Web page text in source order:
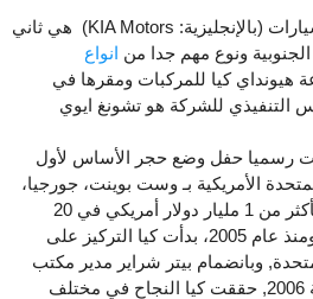
شركة كيا موتورز لصناعة السيارات (بالإنجليزية: KIA Motors) هي ثاني
ونوع مهم جدا من انواع
هيونداي كيا للمركبات ومقرها في
التنفيذي للشركة هو تشونغ ايوي
رسميا حفل وضع حجر الأساس لأول
الأمريكية بـ وست بوينت، جورجيا،
بناء على تكلفة أولية مقدرة بأكثر من 1 مليار دولار أمريكي في 20
تشرين الأول / أكتوبر، 2006. ومنذ عام 2005، بدأت كيا التركيز على
وبانضمام بيتر شراير مدير مكتب
التصميم في الشركة في سنة 2006, حققت كيا النجاح في مختلف